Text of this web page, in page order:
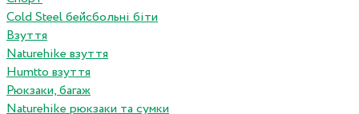
Cold Steel бейсбольні біти
Взуття
Naturehike взуття
Humtto взуття
Рюкзаки, багаж
Naturehike рюкзаки та сумки